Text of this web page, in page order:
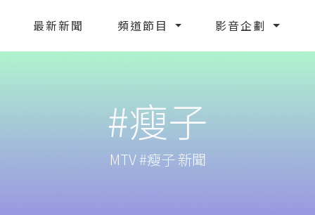
最新新聞 頻道節目 影音企劃
#瘦子
MTV #瘦子 新聞